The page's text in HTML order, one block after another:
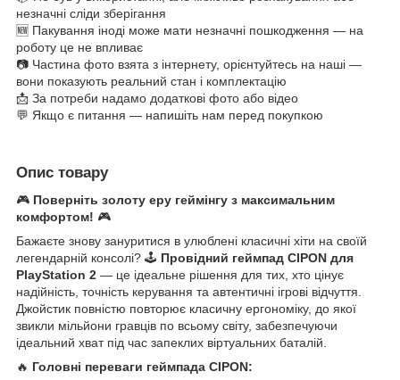
незначні сліди зберігання
🆕 Пакування іноді може мати незначні пошкодження — на
роботу це не впливає
📷 Частина фото взята з інтернету, орієнтуйтесь на наші —
вони показують реальний стан і комплектацію
📩 За потреби надамо додаткові фото або відео
💬 Якщо є питання — напишіть нам перед покупкою
Опис товару
🎮 Поверніть золоту еру геймінгу з максимальним
комфортом! 🎮
Бажаєте знову зануритися в улюблені класичні хіти на своїй
легендарній консолі? 🕹️ Провідний геймпад CIPON для
PlayStation 2 — це ідеальне рішення для тих, хто цінує
надійність, точність керування та автентичні ігрові відчуття.
Джойстик повністю повторює класичну ергономіку, до якої
звикли мільйони гравців по всьому світу, забезпечуючи
ідеальний хват під час запеклих віртуальних баталій.
🔥 Головні переваги геймпада CIPON: